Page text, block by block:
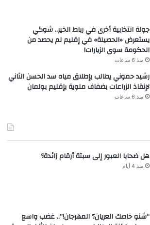
جولة انتخابية أخرى في رباط الخير.. شوكي
يستعرض «الحصيلة» في إقليم لم يحصد من
الحكومة سوى الزيارات!
منذ 6 ساعات
رشيد حموني يطالب بإطلاق مياه سد الحسن الثاني
لإنقاذ الزراعات بضفاف ملوية بإقليم بولمان
منذ 6 ساعات
هل ضحايا العبور إلى سبتة أرقام زائدة؟
منذ 4 أيام
“شنو خاصك العريان؟ المهرجان!”.. غضب واسع